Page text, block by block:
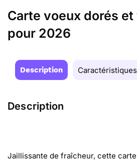
Carte voeux dorés
pour 2026
Description Caractéristiques
Description
Jaillissante de fraîcheur, cette